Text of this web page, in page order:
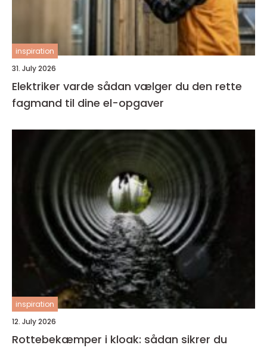
inspiration
31. July 2026
Elektriker varde sådan vælger du den rette
fagmand til dine el-opgaver
inspiration
12. July 2026
Rottebekæmper i kloak: sådan sikrer du